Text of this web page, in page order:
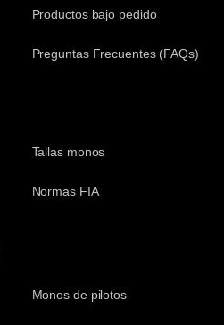
Productos bajo pedido
Preguntas Frecuentes (FAQs)
Tallas monos
Normas FIA
Monos de pilotos